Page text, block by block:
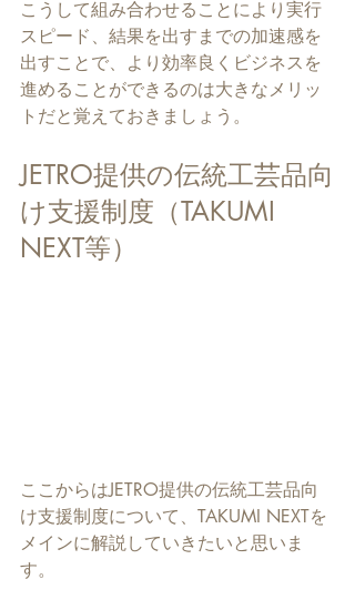
こうして組み合わせることにより実行
スピード、結果を出すまでの加速感を
出すことで、より効率良くビジネスを
進めることができるのは大きなメリッ
トだと覚えておきましょう。
JETRO提供の伝統工芸品向
け支援制度（TAKUMI
NEXT等）
ここからはJETRO提供の伝統工芸品向
け支援制度について、TAKUMI NEXTを
メインに解説していきたいと思いま
す。